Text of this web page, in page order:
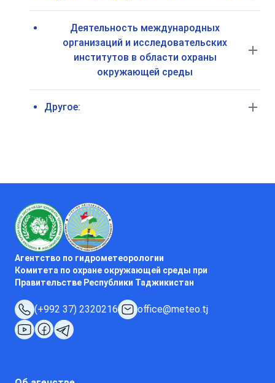
Деятельность международных
организаций и исследовательских
институтов в области охраны
окружающей среды
Другое:
Агентство по гидрометеорологии
Комитета по охране окружающей среды при
Правительстве Республики Таджикистан
(+992 37) 2320216 office@meteo.tj